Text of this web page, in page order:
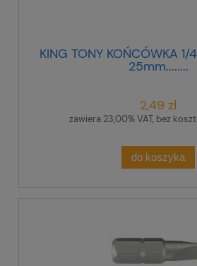
KING TONY KOŃCÓWKA 1/
25mm........
2,49 zł
zawiera 23,00% VAT, bez
do koszyka